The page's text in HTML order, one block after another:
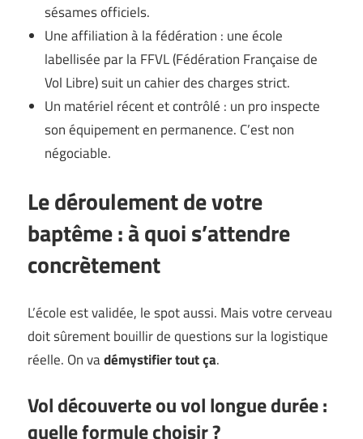
sésames officiels.
Une affiliation à la fédération : une école
labellisée par la FFVL (Fédération Française de
Vol Libre) suit un cahier des charges strict.
Un matériel récent et contrôlé : un pro inspecte
son équipement en permanence. C’est non
négociable.
Le déroulement de votre
baptême : à quoi s’attendre
concrètement
L’école est validée, le spot aussi. Mais votre cerveau
doit sûrement bouillir de questions sur la logistique
réelle. On vadémystifier tout ça.
Vol découverte ou vol longue durée :
quelle formule choisir ?